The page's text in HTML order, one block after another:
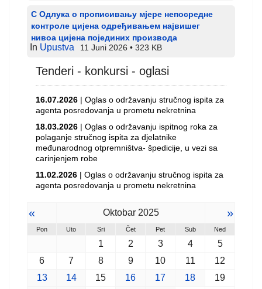
С Одлука о прописивању мјере непосредне
контроле цијена одређивањем највишег
нивоа цијена појединих производа
In Upustva 11 Juni 2026 323 KB
Tenderi - konkursi - oglasi
16.07.2026 | Oglas o održavanju stručnog ispita za
agenta posredovanja u prometu nekretnina
18.03.2026 | Oglas o održavanju ispitnog roka za
polaganje stručnog ispita za djelatnike
međunarodnog otpremništva- špedicije, u vezi sa
carinjenjem robe
11.02.2026 | Oglas o održavanju stručnog ispita za
agenta posredovanja u prometu nekretnina
« Oktobar 2025 »
Pon Uto Sri Čet Pet Sub Ned
1 2 3 4
5
6
7 8 9 10 11
12
13
14 15 16 17 18
19